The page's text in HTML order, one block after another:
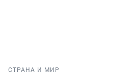
СТРАНА И МИР